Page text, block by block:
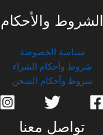
الشروط والأحكام
سياسة الخصوصة
شروط وأحكام الشراء
شروط وأحكام الشحن
تواصل معنا